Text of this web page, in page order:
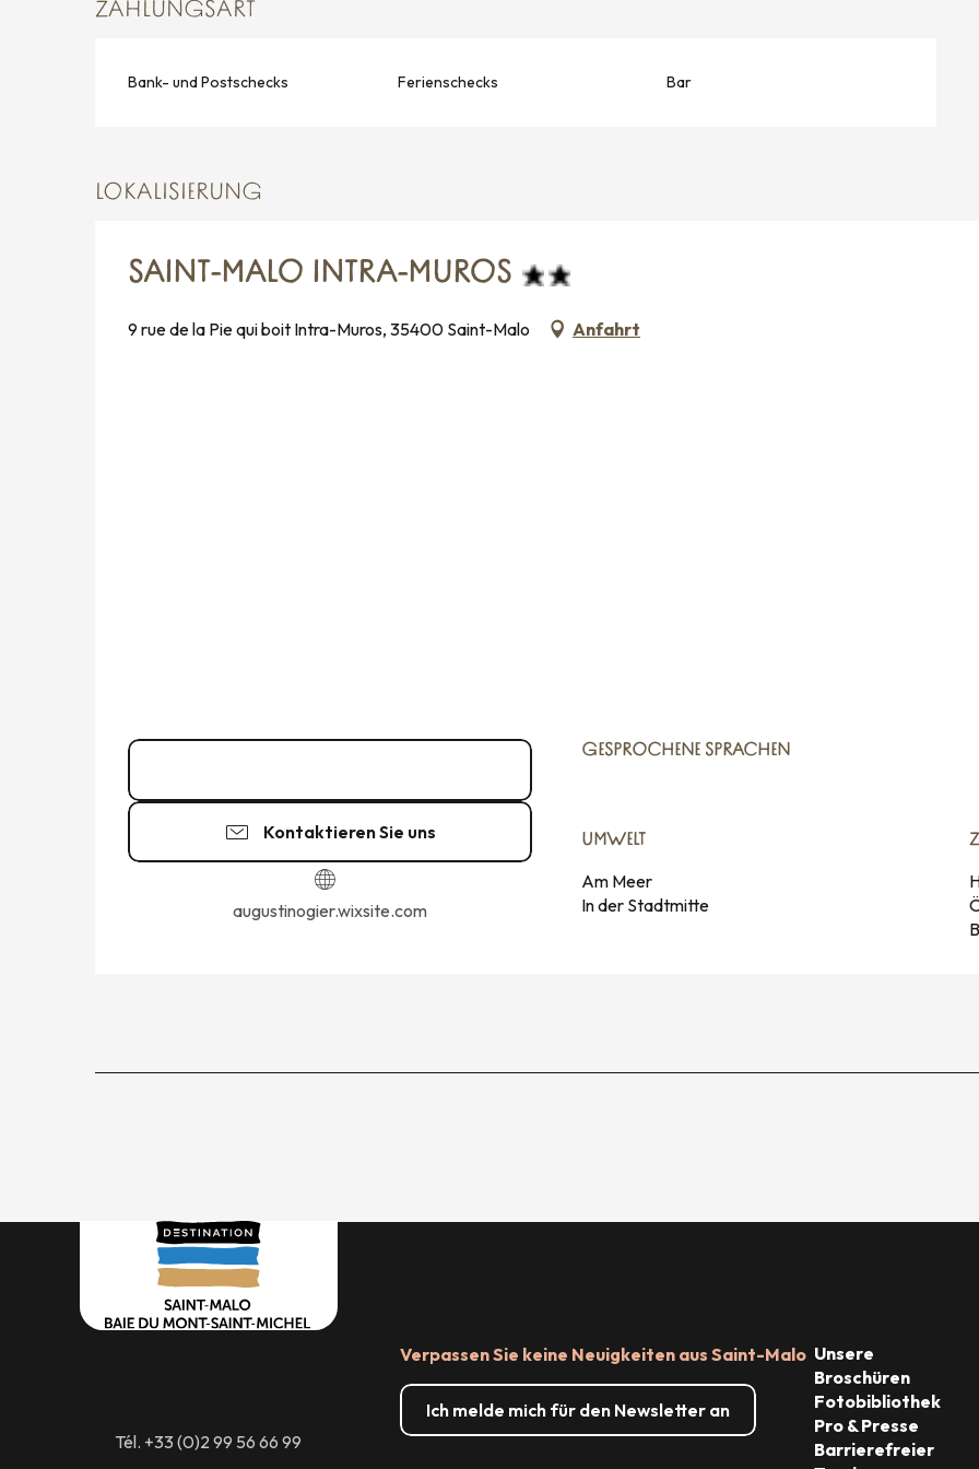
ZAHLUNGSART
Bank- und Postschecks Ferienschecks Bar
LOKALISIERUNG
SAINT-MALO INTRA-MUROS
9 rue de la Pie qui boit Intra-Muros, 35400 Saint-Malo Anfahrt
Kontaktieren Sie uns
augustinogier.wixsite.com
GESPROCHENE SPRACHEN
GESPROCHENE SPRACHEN
UMWELT
UMWELT
Am Meer
In der Stadtmitte
Tél. +33 (0)2 99 56 66 99
Verpassen Sie keine Neuigkeiten aus Saint-Malo
Ich melde mich für den Newsletter an
Unsere
Broschüren
Fotobibliothek
Pro & Presse
Barrierefreier